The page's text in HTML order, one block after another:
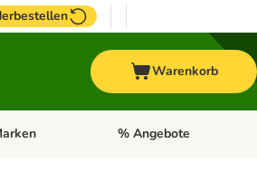
Warenkorb
Menü öffnen: PferdKategorie-Menü öffnen:
% Angebote